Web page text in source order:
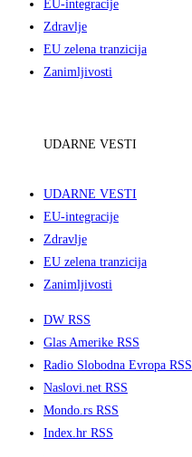
EU-integracije
Zdravlje
EU zelena tranzicija
Zanimljivosti
UDARNE VESTI
UDARNE VESTI
EU-integracije
Zdravlje
EU zelena tranzicija
Zanimljivosti
DW RSS
Glas Amerike RSS
Radio Slobodna Evropa RSS
Naslovi.net RSS
Mondo.rs RSS
Index.hr RSS